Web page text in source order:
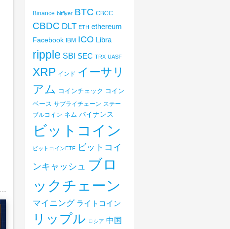
Binance bitflyer BTC CBCC
CBDC DLT ETH ethereum
Facebook IBM ICO Libra
ripple SBI SEC TRX UASF
XRP インド イーサリ
アム コインチェック コイン
ベース サプライチェーン ステー
ブルコイン ネム バイナンス
ビットコイン
ビットコインETF
ビットコイ
ンキャッシュ ブロ
ックチェーン
マイニング ライトコイン
リップル ロシア 中国